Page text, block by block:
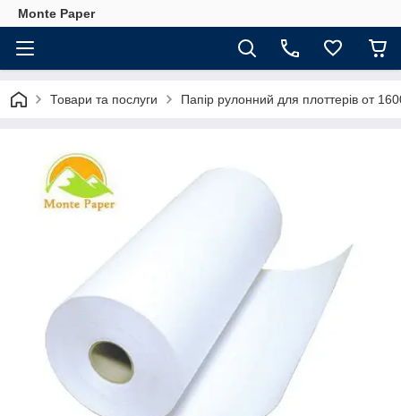
Monte Paper
Товари та послуги Папір рулонний для плоттерів от